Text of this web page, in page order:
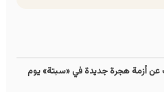
عن أزمة هجرة جديدة في «سبتة» يوم